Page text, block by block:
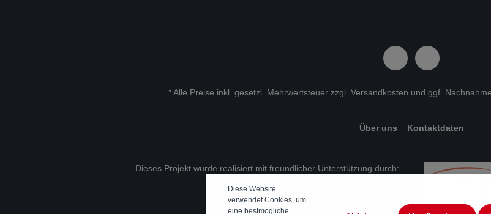
* Alle Preise inkl. gesetzl. Mehrwertsteuer zzgl. Versandkosten und ggf.
Über uns Kontaktdaten
Dieses Projekt wurde realisiert mit freundlicher Unterstützung durch:
Diese Website
verwendet Cookies, um
eine bestmögliche